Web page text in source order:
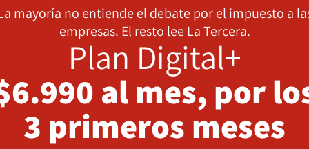
mayoría no entiende el debate por el impuesto a
empresas. El resto lee La Tercera.
Plan Digital+
al mes, por
3 primeros meses